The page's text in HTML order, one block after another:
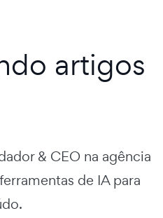
artigos
& CEO na agência
de IA para